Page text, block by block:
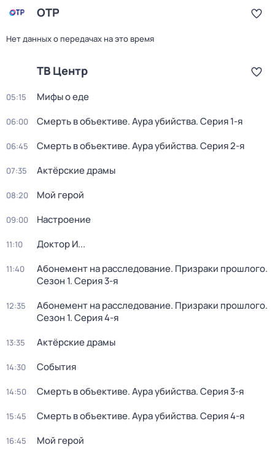
ОТР
Нет данных о передачах на это время
ТВ Центр
05:15 Мифы о еде
06:00 Смерть в объективе. Аура убийства. Серия 1-я
06:45 Смерть в объективе. Аура убийства. Серия 2-я
07:35 Актёрские драмы
08:20 Мой герой
09:00 Настроение
11:10 Доктор И...
11:40 Абонемент на расследование. Призраки прошлого.
Сезон 1. Серия 3-я
12:35 Абонемент на расследование. Призраки прошлого.
Сезон 1. Серия 4-я
13:35 Актёрские драмы
14:30 События
14:50 Смерть в объективе. Аура убийства. Серия 3-я
15:45 Смерть в объективе. Аура убийства. Серия 4-я
16:45 Мой герой